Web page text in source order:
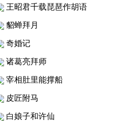
王昭君千载琵琶作胡语
貂蝉拜月
奇婚记
诸葛亮拜师
宰相肚里能撑船
皮匠附马
白娘子和许仙